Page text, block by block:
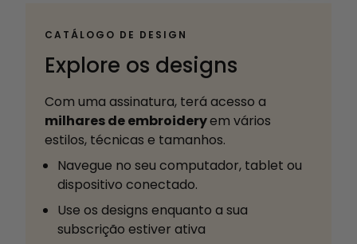
CATÁLOGO DE DESIGN
Explore os designs
Com uma assinatura, terá acesso a
milhares de embroideryem vários
estilos, técnicas e tamanhos.
Navegue no seu computador, tablet ou
dispositivo conectado.
Use os designs enquanto a sua
subscrição estiver ativa